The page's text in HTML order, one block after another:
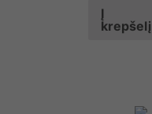
Į
krepšelį